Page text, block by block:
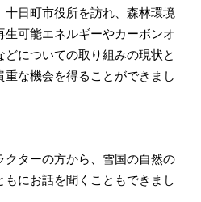
日町市役所を訪れ、森林環境
可能エネルギーやカーボンオ
についての取り組みの現状と
な機会を得ることができまし
ターの方から、雪国の自然の
にお話を聞くこともできまし